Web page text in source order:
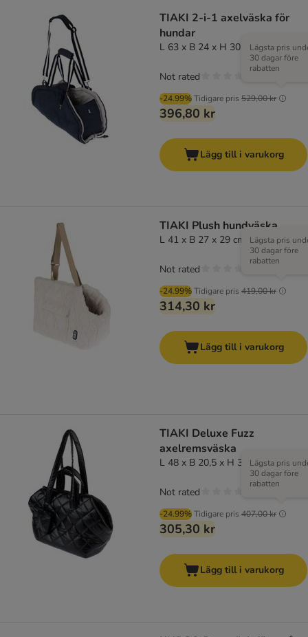
TIAKI 2-i-1 axelväska för
hundar
L 63 x B 24 x H 30 cm
-24.99%Tidigare pris 529,00 kr
Lägsta pris
30 dagar före
rabatten
396,80 kr
Not rated
Lägg till i varukorg
TIAKI Plush hundväska
L 41 x B 27 x 29 cm
-24.99%Tidigare pris 419,00 kr
Lägsta pris
30 dagar före
rabatten
314,30 kr
Not rated
Lägg till i varukorg
TIAKI Deluxe Fuzz
axelremsväska
L 48 x B 20,5 x H 31cm
-24.99%Tidigare pris 407,00 kr
Lägsta pris
30 dagar före
rabatten
305,30 kr
Not rated
Lägg till i varukorg